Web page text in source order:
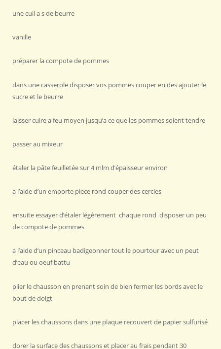
une cuil a s de beurre
vanille
préparer la compote de pommes
dans une casserole disposer vos pommes couper en des ajouter le
sucre et le beurre
laisser cuire a feu moyen jusqu’a ce que les pommes soient tendre
passer au mixeur
étaler la pâte feuilletée sur 4 mlm d’épaisseur environ
a l’aide d’un emporte piece rond couper des cercles
ensuite essayer d’étaler légèrement chaque rond disposer un peu
de compote de pommes
a l’aide d’un pinceau badigeonner tout le pourtour avec un peut
d’eau ou oeuf battu
plier le chausson en prenant soin de bien fermer les bords avec le
bout de doigt
placer les chaussons dans une plaque recouvert de papier sulfurisé
dorer la surface des chaussons et placer au frais pendant 30